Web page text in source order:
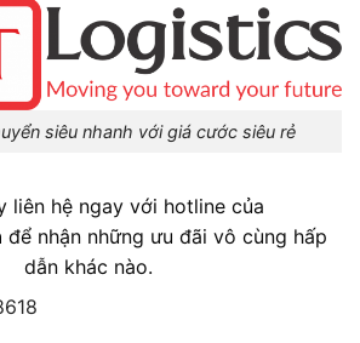
siêu nhanh với giá cước siêu rẻ
liên hệ ngay với hotline của
để nhận những ưu đãi vô cùng hấp
dẫn khác nào.